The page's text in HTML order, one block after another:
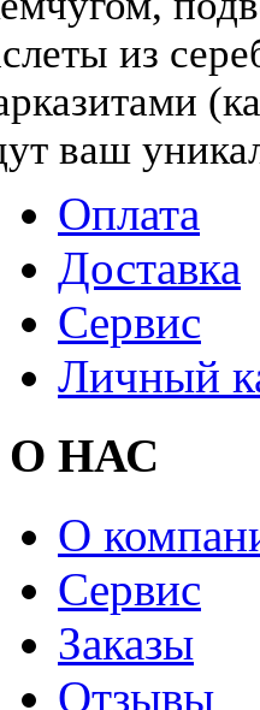
из
ваш
Оплата
Доставка
Сервис
Личный
О НАС
О
Сервис
Заказы
Отзывы